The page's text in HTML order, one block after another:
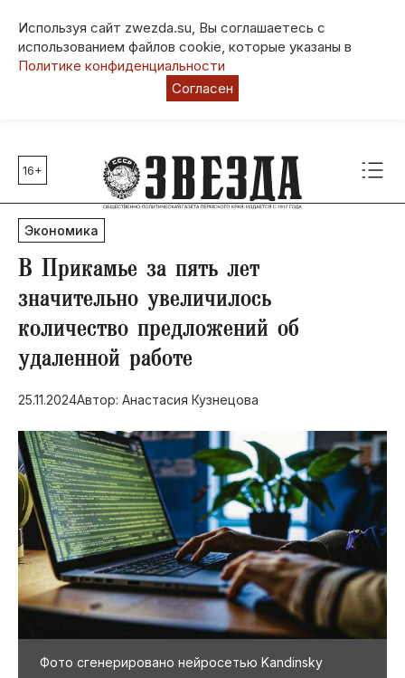
Используя сайт zwezda.su, Вы соглашаетесь с
использованием файлов cookie, которые указаны в
Политике конфиденциальности
Согласен
Главные темы
80 лет Победы
Молодежная столица РФ
СВО
Социальная поддержка
Инфраструктура
Благоустройство
16+
Экономика
​В Прикамье за пять лет
значительно увеличилось
количество предложений об
удаленной работе
25.11.2024Автор: Анастасия Кузнецова
Фото сгенерировано нейросетью Kandinsky